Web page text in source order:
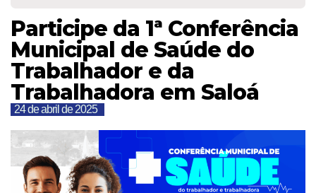
Participe da 1ª Conferência
Municipal de Saúde do
Trabalhador e da
Trabalhadora em Saloá
24 de abril de 2025